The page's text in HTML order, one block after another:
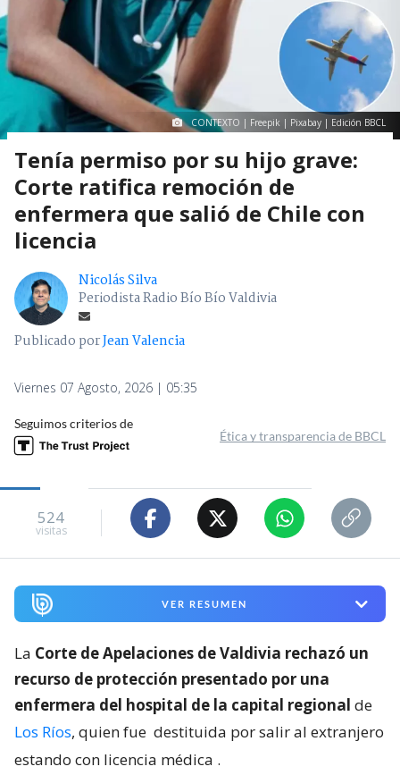
CONTEXTO | Freepik | Pixabay | Edición BBCL
Tenía permiso por su hijo grave:
Corte ratifica remoción de
enfermera que salió de Chile con
licencia
Nicolás Silva
Periodista Radio Bío Bío Valdivia
Publicado porJean Valencia
Viernes 07 Agosto, 2026 | 05:35
Seguimos criterios de
Ética y transparencia de BBCL
524
visitas
VER RESUMEN
La Corte de Apelaciones de Valdivia rechazó un
recurso de protección presentado por una
enfermera del hospital de la capital regional de
Los Ríos, quien fue destituida por salir al extranjero
estando con licencia médica .